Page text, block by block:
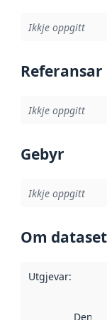
Ikkje oppgitt
Referansar
Ikkje oppgitt
Gebyr
Ikkje oppgitt
Om
Utgjevar:
Denne